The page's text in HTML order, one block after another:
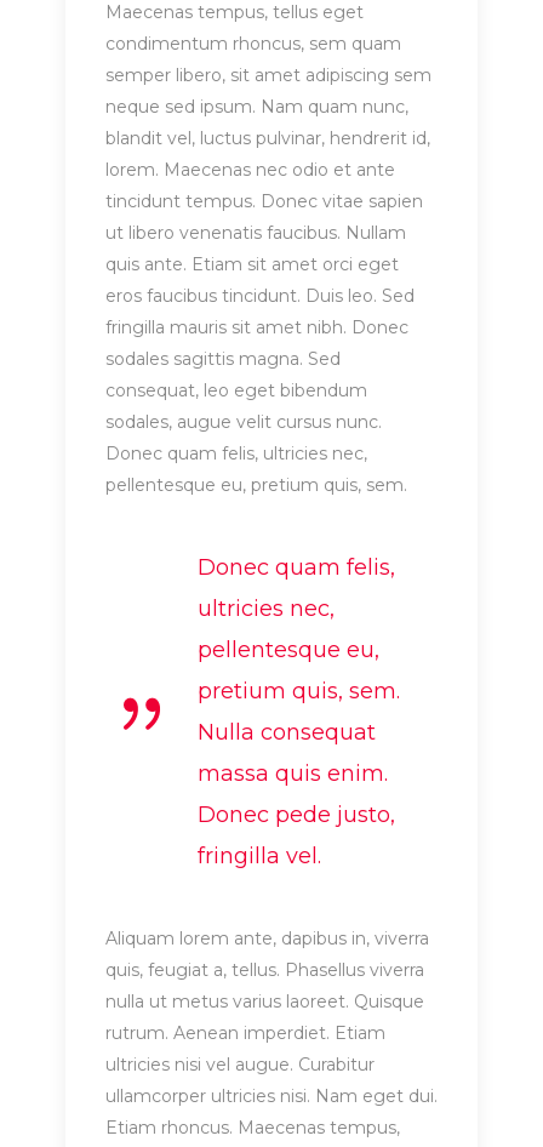
Maecenas tempus, tellus eget
condimentum rhoncus, sem quam
semper libero, sit amet adipiscing sem
neque sed ipsum. Nam quam nunc,
blandit vel, luctus pulvinar, hendrerit id,
lorem. Maecenas nec odio et ante
tincidunt tempus. Donec vitae sapien
ut libero venenatis faucibus. Nullam
quis ante. Etiam sit amet orci eget
eros faucibus tincidunt. Duis leo. Sed
fringilla mauris sit amet nibh. Donec
sodales sagittis magna. Sed
consequat, leo eget bibendum
sodales, augue velit cursus nunc.
Donec quam felis, ultricies nec,
pellentesque eu, pretium quis, sem.
Donec quam felis,
ultricies nec,
pellentesque eu,
pretium quis, sem.
Nulla consequat
massa quis enim.
Donec pede justo,
fringilla vel.
Aliquam lorem ante, dapibus in, viverra
quis, feugiat a, tellus. Phasellus viverra
nulla ut metus varius laoreet. Quisque
rutrum. Aenean imperdiet. Etiam
ultricies nisi vel augue. Curabitur
ullamcorper ultricies nisi. Nam eget dui.
Etiam rhoncus. Maecenas tempus,